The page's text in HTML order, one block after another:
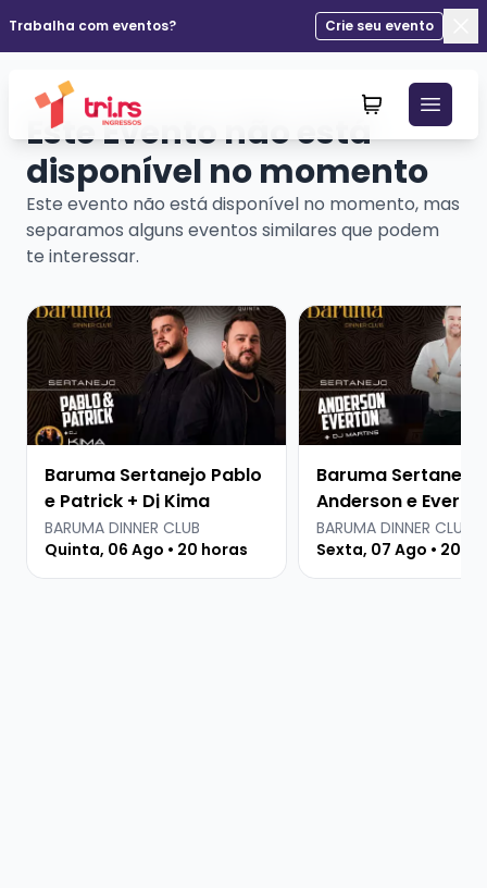
Trabalha com eventos?
Crie seu evento
Este Evento não está
disponível no momento
Este evento não está disponível no momento, mas
separamos alguns eventos similares que podem
te interessar.
Veja mais sobre Baruma Sertanejo Pablo e Patrick +
Baruma Sertanejo Pablo
e Patrick + Dj Kima
BARUMA DINNER CLUB
Quinta, 06 Ago • 20 horas
Veja mais sobre
Baruma Sertanejo
Anderson e
Martins
BARUMA DINNER CLUB
Sexta, 07 Ago • 20